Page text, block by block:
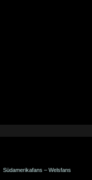
Südamerikafans – Welsfans